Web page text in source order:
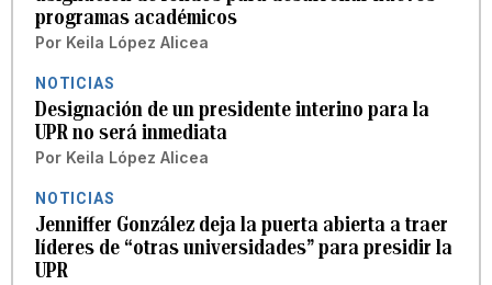
programas académicos
Por Keila López Alicea
NOTICIAS
Designación de un presidente interino para la
UPR no será inmediata
Por Keila López Alicea
NOTICIAS
Jenniffer González deja la puerta abierta a traer
líderes de “otras universidades” para presidir la
UPR